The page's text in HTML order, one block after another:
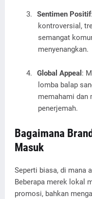
3. Sentimen Positif
kontroversial,
semangat
menyenangkan.
4. Global Appeal :
lomba balap
memahami dan
penerjemah.
Bagaimana
Masuk
Seperti biasa, di mana
Beberapa merek lokal
promosi, bahkan